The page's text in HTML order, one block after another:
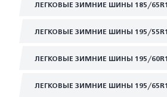
ЛЕГКОВЫЕ ЗИМНИЕ ШИНЫ 185/
ЛЕГКОВЫЕ ЗИМНИЕ ШИНЫ 195/
ЛЕГКОВЫЕ ЗИМНИЕ ШИНЫ 195/
ЛЕГКОВЫЕ ЗИМНИЕ ШИНЫ 195/